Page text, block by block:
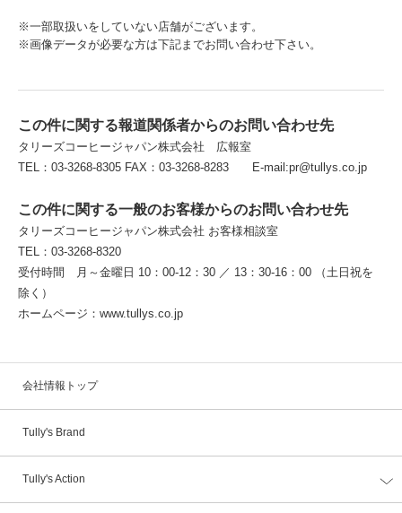
※一部取扱いをしていない店舗がございます。
※画像データが必要な方は下記までお問い合わせ下さい。
この件に関する報道関係者からのお問い合わせ先
タリーズコーヒージャパン株式会社 広報室
TEL：03-3268-8305 FAX：03-3268-8283 E-mail:pr@tullys.co.jp
この件に関する一般のお客様からのお問い合わせ先
タリーズコーヒージャパン株式会社 お客様相談室
TEL：03-3268-8320
受付時間 月～金曜日 10：00-12：30 ／ 13：30-16：00 （土日祝を
除く）
ホームページ：www.tullys.co.jp
会社情報トップ
Tully's Brand
Tully's Action